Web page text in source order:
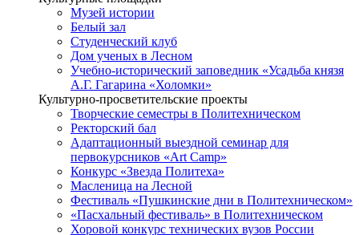
Музей истории
Белый зал
Студенческий клуб
Дом ученых в Лесном
Учебно-исторический заповедник «Усадьба князя
А.Г. Гагарина «Холомки»
Культурно-просветительские проекты
Творческие семестры в Политехническом
Ректорский бал
Адаптационный выездной семинар для
первокурсников «Art Camp»
Конкурс «Звезда Политеха»
Масленица на Лесной
Фестиваль «Пушкинские дни в Политехническом»
«Пасхальный фестиваль» в Политехническом
Хоровой конкурс технических вузов России